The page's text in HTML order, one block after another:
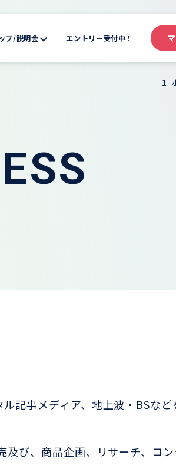
プ/説明会 エントリー受付中！
記事メディア、地上波・BSなど
び、商品企画、リサーチ、コ